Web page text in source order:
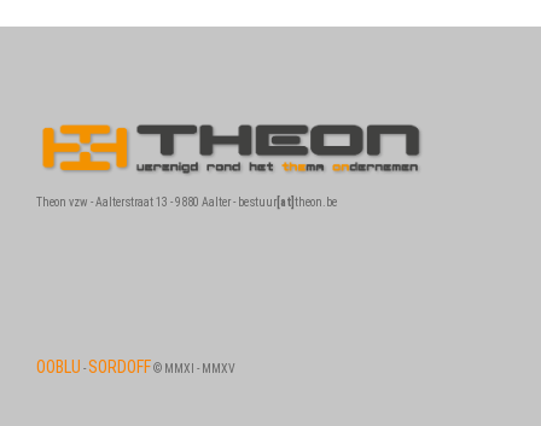
Theon vzw - Aalterstraat 13 - 9880 Aalter - bestuur [at]theon.be
OOBLU - SORDOFF© MMXI - MMXV